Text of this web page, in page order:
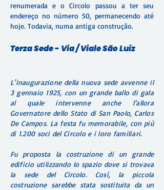
renumerada e o Circolo passou a ter seu
endereço no número 50, permanecendo até
hoje. Todavia, numa antiga construção.
Terza Sede - Via / Viale São Luiz
L'inaugurazione della nuova sede avvenne il
3 gennaio 1925, con un grande ballo di gala
al quale intervenne anche l’allora
Governatore dello Stato di San Paolo, Carlos
De Campos. La festa fu memorabile, con più
di 1.200 soci del Circolo e i loro familiari.
Fu proposta la costruzione di un grande
edificio utilizzando lo spazio dove si trovava
la sede del Circolo. Così, la piccola
costruzione sarebbe stata sostituita da un